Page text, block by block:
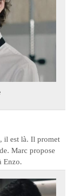
il est là. Il promet
Marc propose
Enzo.